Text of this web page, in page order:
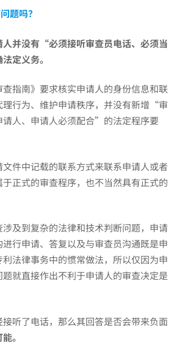
题吗？
人并没有“必须接听审查员电话、必须当
定义务。
指南》要求核实申请人的身份信息和联
理行为、维护申请秩序，并没有新增“审
请人、申请人必须配合”的法定程序要
件中记载的联系方式来联系申请人或者
正式的审查程序，也不当然具有正式的
及到复杂的法律和技术判断问题，申请
进行申请、答复以及与审查员沟通既是申
法律事务中的惯常做法，所以仅因为申
就直接作出不利于申请人的审查决定是
听了电话，那么其回答是否会带来负面
。